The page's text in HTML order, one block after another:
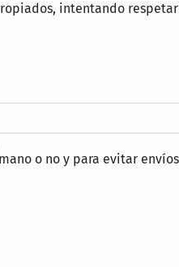
intentando
o no y para evitar